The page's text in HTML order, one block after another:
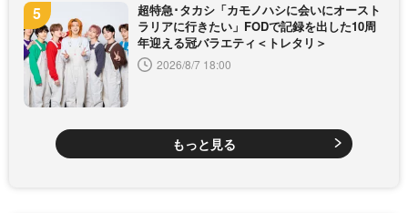
超特急･タカシ「カモノハシに会いにオースト
ラリアに行きたい」FODで記録を出した10周
年迎える冠バラエティ＜トレタリ＞
2026/8/7 18:00
もっと見る